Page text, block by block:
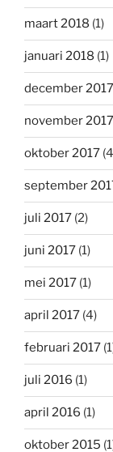
maart 2018 (1)
januari 2018 (1)
december 2017
november 2017
oktober 2017
september
juli 2017 (2)
juni 2017 (1)
mei 2017 (1)
april 2017 (4)
februari 2017
juli 2016 (1)
april 2016 (1)
oktober 2015